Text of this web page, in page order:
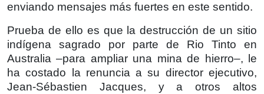
enviando mensajes más fuertes en este sentido.
Prueba de ello es que la destrucción de un sitio
indígena sagrado por parte de Rio Tinto en
Australia –para ampliar una mina de hierro–, le
ha costado la renuncia a su director ejecutivo,
Jean-Sébastien Jacques, y a otros altos